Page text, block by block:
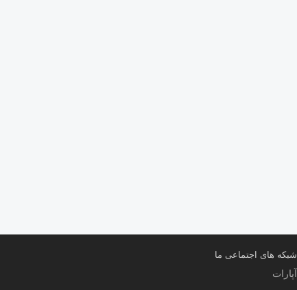
شبکه های اجتماعی ما
آپارات